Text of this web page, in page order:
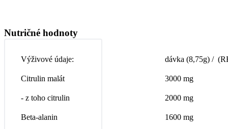
Nutričné hodnoty
Výživové údaje: dávka (8,75g) /
Citrulin malát 3000 mg
- z toho citrulin 2000 mg
Beta-alanin 1600 mg